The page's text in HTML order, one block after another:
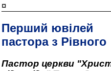
¤
Перший ювілей
пастора з Рівного
Пастор церкви